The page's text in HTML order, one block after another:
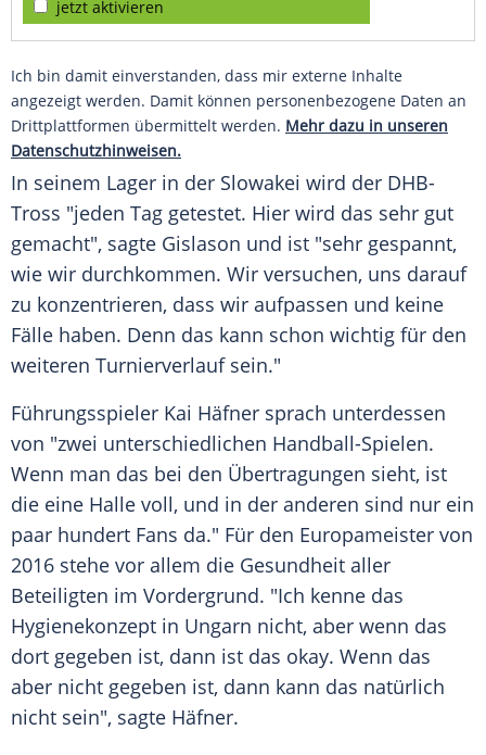
jetzt aktivieren
Ich bin damit einverstanden, dass mir externe Inhalte
angezeigt werden. Damit können personenbezogene Daten an
Drittplattformen übermittelt werden. Mehr dazu in unseren
Datenschutzhinweisen.
In seinem Lager in der Slowakei wird der DHB-
Tross "jeden Tag getestet. Hier wird das sehr gut
gemacht", sagte Gislason und ist "sehr gespannt,
wie wir durchkommen. Wir versuchen, uns darauf
zu konzentrieren, dass wir aufpassen und keine
Fälle haben. Denn das kann schon wichtig für den
weiteren Turnierverlaufsein."
Führungsspieler Kai Häfner sprach unterdessen
von "zwei unterschiedlichen Handball-Spielen.
Wenn man das bei den Übertragungen sieht, ist
die eine Halle voll, und in der anderen sind nur ein
paar hundert Fans da." Für den Europameister von
2016 stehe vor allem die Gesundheit aller
Beteiligten im Vordergrund. "Ich kenne das
Hygienekonzept in Ungarn nicht, aber wenn das
dort gegeben ist, dann ist das okay. Wenn das
aber nicht gegeben ist, dann kann das natürlich
nicht sein", sagte Häfner.